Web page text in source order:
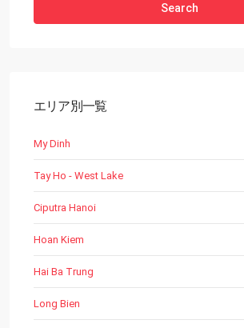
Search
エリア別一覧
My Dinh
Tay Ho - West Lake
Ciputra Hanoi
Hoan Kiem
Hai Ba Trung
Long Bien